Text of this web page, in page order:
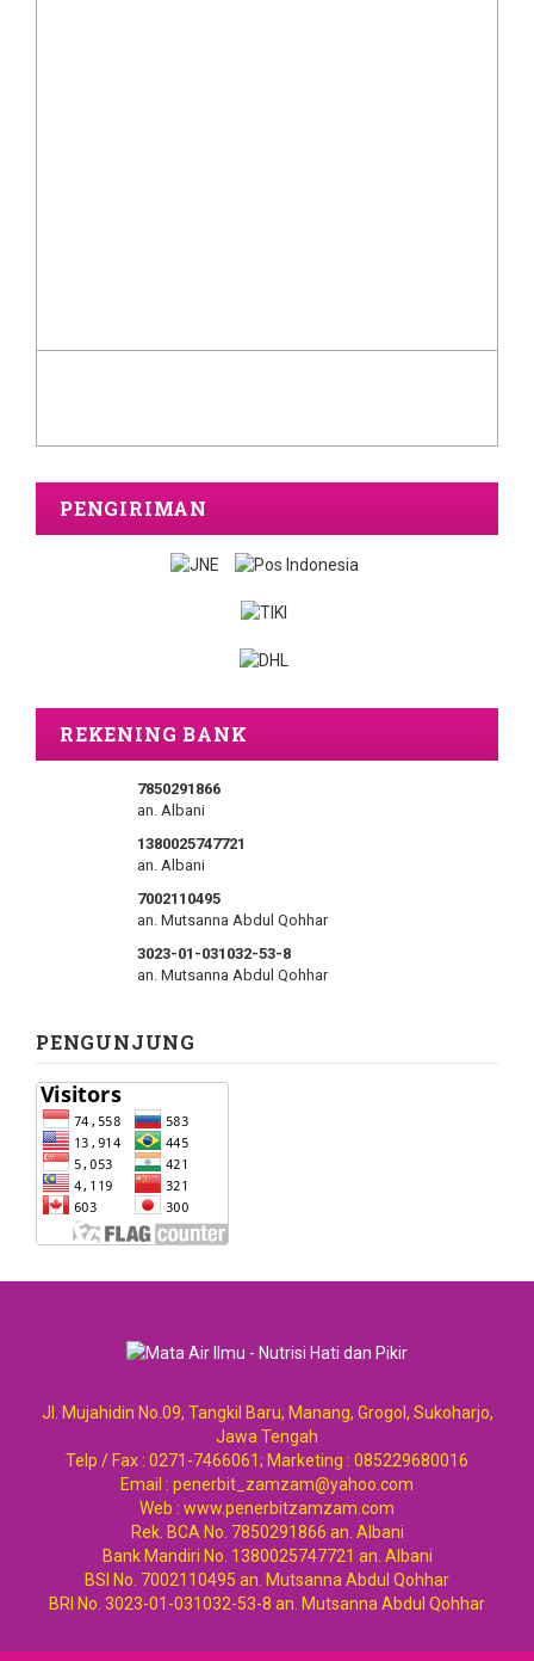
PENGIRIMAN
REKENING BANK
7850291866
an. Albani
1380025747721
an. Albani
7002110495
an. Mutsanna Abdul Qohhar
3023-01-031032-53-8
an. Mutsanna Abdul Qohhar
PENGUNJUNG
Jl. Mujahidin No.09, Tangkil Baru, Manang, Grogol, Sukoharjo,
Jawa Tengah
Telp / Fax : 0271-7466061; Marketing : 085229680016
Email : penerbit_zamzam@yahoo.com
Web : www.penerbitzamzam.com
Rek. BCA No. 7850291866 an. Albani
Bank Mandiri No. 1380025747721 an. Albani
BSI No. 7002110495 an. Mutsanna Abdul Qohhar
BRI No. 3023-01-031032-53-8 an. Mutsanna Abdul Qohhar